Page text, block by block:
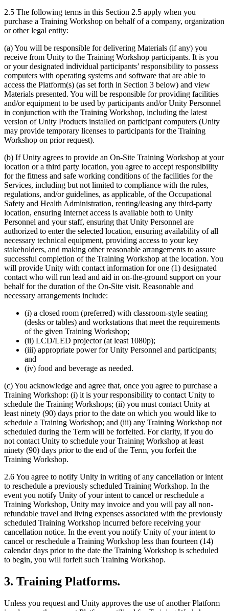
2.5 The following terms in this Section 2.5 apply when you
purchase a Training Workshop on behalf of a company, organization
or other legal entity:
(a) You will be responsible for delivering Materials (if any) you
receive from Unity to the Training Workshop participants. It is you
or your designated individual participants’ responsibility to possess
computers with operating systems and software that are able to
access the Platform(s) (as set forth in Section 3 below) and view
Materials presented. You will be responsible for providing facilities
and/or equipment to be used by participants and/or Unity Personnel
in conjunction with the Training Workshop, including the latest
version of Unity Products installed on participant computers (Unity
may provide temporary licenses to participants for the Training
Workshop on prior request).
(b) If Unity agrees to provide an On-Site Training Workshop at your
location or a third party location, you agree to accept responsibility
for the fitness and safe working conditions of the facilities for the
Services, including but not limited to compliance with the rules,
regulations, and/or guidelines, as applicable, of the Occupational
Safety and Health Administration, renting/leasing any third-party
location, ensuring Internet access is available both to Unity
Personnel and your staff, ensuring that Unity Personnel are
authorized to enter the selected location, ensuring availability of all
necessary technical equipment, providing access to your key
stakeholders, and making other reasonable arrangements to assure
successful completion of the Training Workshop at the location. You
will provide Unity with contact information for one (1) designated
contact who will run lead and aid in on-the-ground support on your
behalf for the duration of the On-Site visit. Reasonable and
necessary arrangements include:
(i) a closed room (preferred) with classroom-style seating
(desks or tables) and workstations that meet the requirements
of the given Training Workshop;
(ii) LCD/LED projector (at least 1080p);
(iii) appropriate power for Unity Personnel and participants;
and
(iv) food and beverage as needed.
(c) You acknowledge and agree that, once you agree to purchase a
Training Workshop: (i) it is your responsibility to contact Unity to
schedule the Training Workshops; (ii) you must contact Unity at
least ninety (90) days prior to the date on which you would like to
schedule a Training Workshop; and (iii) any Training Workshop not
scheduled during the Term will be forfeited. For clarity, if you do
not contact Unity to schedule your Training Workshop at least
ninety (90) days prior to the end of the Term, you forfeit the
Training Workshop.
2.6 You agree to notify Unity in writing of any cancellation or intent
to reschedule a previously scheduled Training Workshop. In the
event you notify Unity of your intent to cancel or reschedule a
Training Workshop, Unity may invoice and you will pay all non-
refundable travel and living expenses associated with the previously
scheduled Training Workshop incurred before receiving your
cancellation notice. In the event you notify Unity of your intent to
cancel or reschedule a Training Workshop less than fourteen (14)
calendar days prior to the date the Training Workshop is scheduled
to begin, you will forfeit such Training Workshop.
3. Training Platforms.
Unless you request and Unity approves the use of another Platform